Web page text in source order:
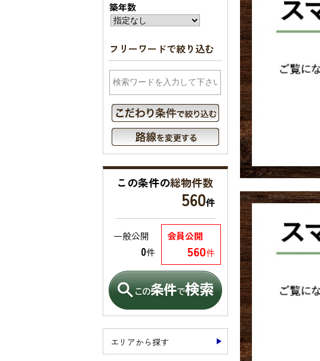
築年数
フリーワードで絞り込む
この条件の総物件数
560件
会員公開
560件
一般公開
0件
エリアから探す